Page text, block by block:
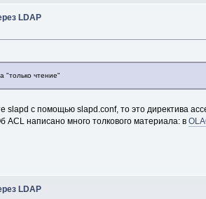
LDAP
"только чтение"
с помощью slapd.conf, то это директива
ACL написано много толкового материала: в
LDAP